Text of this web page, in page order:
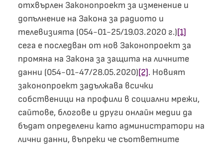
отхвърлен Законопроект за изменение и
допълнение на Закона за радиото и
телевизията (054-01-25/19.03.2020 г.)[1]
сега е последван от нов Законопроект за
промяна на Закона за защита на личните
данни (054-01-47/28.05.2020)[2]. Новият
законопроект задължава всички
собственици на профили в социални мрежи,
сайтове, блогове и други онлайн медии да
бъдат определени като администратори на
лични данни, въпреки че съответните